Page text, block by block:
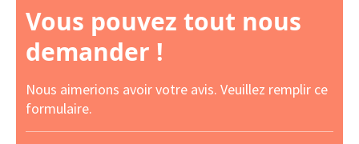
Vous pouvez tout nous
demander !
Nous aimerions avoir votre avis. Veuillez remplir ce
formulaire.